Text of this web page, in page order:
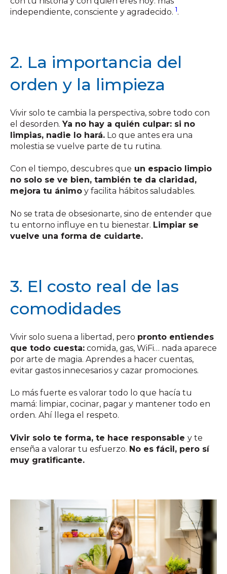
independiente, consciente y agradecido. 1.
2. La importancia del
orden y la limpieza
Vivir solo te cambia la perspectiva, sobre todo con
el desorden. Ya no hay a quién culpar: si no
limpias, nadie lo hará. Lo que antes era una
molestia se vuelve parte de tu rutina.
Con el tiempo, descubres que un espacio limpio
no solo se ve bien, también te da claridad,
mejora tu ánimo y facilita hábitos saludables.
No se trata de obsesionarte, sino de entender que
tu entorno influye en tu bienestar. Limpiar se
vuelve una forma de cuidarte.
3. El costo real de las
comodidades
Vivir solo suena a libertad, pero pronto entiendes
que todo cuesta: comida, gas, WiFi… nada aparece
por arte de magia. Aprendes a hacer cuentas,
evitar gastos innecesarios y cazar promociones.
Lo más fuerte es valorar todo lo que hacía tu
mamá: limpiar, cocinar, pagar y mantener todo en
orden. Ahí llega el respeto.
Vivir solo te forma, te hace responsable y te
enseña a valorar tu esfuerzo. No es fácil, pero sí
muy gratificante.